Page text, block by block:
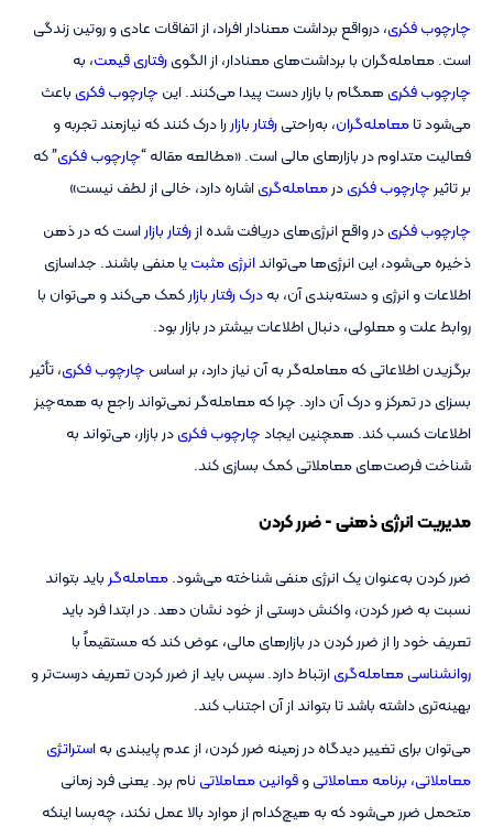
چارچوب فکری، درواقع برداشت معنادار افراد، از اتفاقات عادی و روتین زندگی
است. معامله‌گران با برداشت‌های معنادار، از الگویرفتاری قیمت، به
چارچوب فکری همگام با بازار دست پیدا می‌کنند. این چارچوب فکری باعث
می‌شود تامعامله‌گران، به‌راحتیرفتار بازاررا درک کنند که نیازمند تجربه و
فعالیت متداوم در بازارهای مالی است. «مطالعه مقاله “چارچوب فکری” که
بر تاثیر چارچوب فکریدرمعامله‌گریاشاره دارد، خالی از لطف نیست»
چارچوب فکریدر واقع انرژی‌های دریافت شده ازرفتار بازاراست که در ذهن
ذخیره می‌شود، این انرژی‌ها می‌تواندانرژی مثبتیا منفی باشند. جداسازی
اطلاعات و انرژی و دسته‌بندی آن، بهدرک رفتار بازارکمک می‌کند و می‌توان با
روابط علت و معلولی، دنبال اطلاعات بیشتر در بازار بود.
برگزیدن اطلاعاتی که معامله‌گر به آن نیاز دارد، بر اساس چارچوب فکری، تأثیر
بسزای در تمرکز و درک آن دارد. چرا که معامله‌گر نمی‌تواند راجع به همه‌چیز
اطلاعات کسب کند. همچنین ایجادچارچوب فکریدر بازار، می‌تواند به
شناخت فرصت‌های معاملاتی کمک بسازی کند.
مدیریت انرژی ذهنی - ضرر کردن
ضرر کردن به‌عنوان یک انرژی منفی شناخته می‌شود.معامله‌گر باید بتواند
نسبت به ضرر کردن، واکنش درستی از خود نشان دهد. در ابتدا فرد باید
تعریف خود را از ضرر کردن در بازارهای مالی، عوض کند که مستقیماً با
روانشناسی معامله‌گریارتباط دارد. سپس باید از ضرر کردن تعریف درست‌تر و
بهینه‌تری داشته باشد تا بتواند از آن اجتناب کند.
می‌توان برای تغییر دیدگاه در زمینه ضرر کردن، از عدم پایبندی بهاستراتژی
معاملاتی، برنامه معاملاتیوقوانین معاملاتی نام برد. یعنی فرد زمانی
متحمل ضرر می‌شود که به هیچ‌کدام از موارد بالا عمل نکند، چه‌بسا اینکه